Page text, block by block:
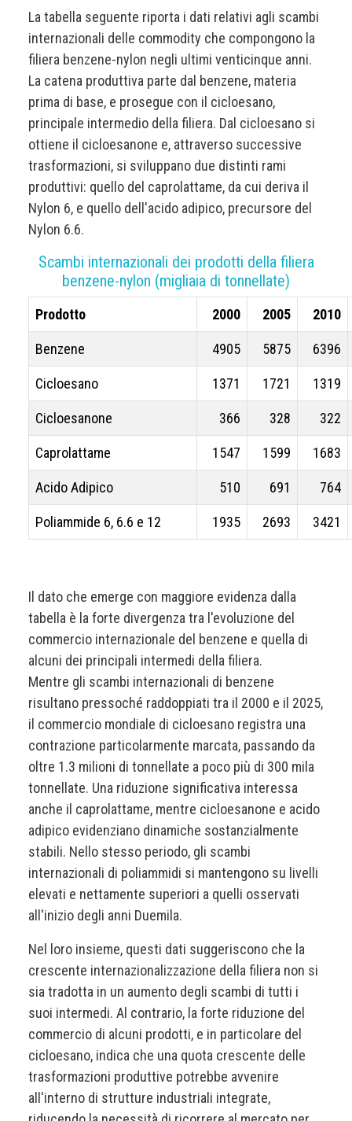
La tabella seguente riporta i dati relativi agli scambi
internazionali delle commodity che compongono la
filiera benzene-nylon negli ultimi venticinque anni.
La catena produttiva parte dal benzene, materia
prima di base, e prosegue con il cicloesano,
principale intermedio della filiera. Dal cicloesano si
ottiene il cicloesanone e, attraverso successive
trasformazioni, si sviluppano due distinti rami
produttivi: quello del caprolattame, da cui deriva il
Nylon 6, e quello dell'acido adipico, precursore del
Nylon 6.6.
Scambi internazionali dei prodotti della filiera
benzene-nylon (migliaia di tonnellate)
Prodotto 2000 2005 2010
Benzene 4905 5875 6396
Cicloesano 1371 1721 1319
Cicloesanone 366 328 322
Caprolattame 1547 1599 1683
Acido Adipico 510 691 764
Poliammide 6, 6.6 e 12 1935 2693 3421
Il dato che emerge con maggiore evidenza dalla
tabella è la forte divergenza tra l'evoluzione del
commercio internazionale del benzene e quella di
alcuni dei principali intermedi della filiera.
Mentre gli scambi internazionali di benzene
risultano pressoché raddoppiati tra il 2000 e il 2025,
il commercio mondiale di cicloesano registra una
contrazione particolarmente marcata, passando da
oltre 1.3 milioni di tonnellate a poco più di 300 mila
tonnellate. Una riduzione significativa interessa
anche il caprolattame, mentre cicloesanone e acido
adipico evidenziano dinamiche sostanzialmente
stabili. Nello stesso periodo, gli scambi
internazionali di poliammidi si mantengono su livelli
elevati e nettamente superiori a quelli osservati
all'inizio degli anni Duemila.
Nel loro insieme, questi dati suggeriscono che la
crescente internazionalizzazione della filiera non si
sia tradotta in un aumento degli scambi di tutti i
suoi intermedi. Al contrario, la forte riduzione del
commercio di alcuni prodotti, e in particolare del
cicloesano, indica che una quota crescente delle
trasformazioni produttive potrebbe avvenire
all'interno di strutture industriali integrate,